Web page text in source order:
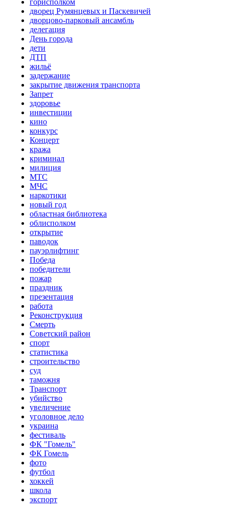
горисполком
дворец Румянцевых и Паскевичей
дворцово-парковый ансамбль
делегация
День города
дети
ДТП
жильё
задержание
закрытие движения транспорта
Запрет
здоровье
инвестиции
кино
конкурс
Концерт
кража
криминал
милиция
МТС
МЧС
наркотики
новый год
областная библиотека
облисполком
открытие
паводок
пауэрлифтинг
Победа
победители
пожар
праздник
презентация
работа
Реконструкция
Смерть
Советский район
спорт
статистика
строительство
суд
таможня
Транспорт
убийство
увеличение
уголовное дело
украина
фестиваль
ФК "Гомель"
ФК Гомель
фото
футбол
хоккей
школа
экспорт